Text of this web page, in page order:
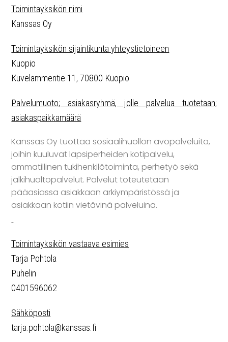
Toimintayksikön nimi
Kanssas Oy
Toimintayksikön sijaintikunta yhteystietoineen
Kuopio
Kuvelammentie 11, 70800 Kuopio
Palvelumuoto; asiakasryhmä, jolle palvelua tuotetaan;
asiakaspaikkamäärä
Kanssas Oy tuottaa sosiaalihuollon avopalveluita,
joihin kuuluvat lapsiperheiden kotipalvelu,
ammatillinen tukihenkilötoiminta, perhetyö sekä
jälkihuoltopalvelut. Palvelut toteutetaan
pääasiassa asiakkaan arkiympäristössä ja
asiakkaan kotiin vietävinä palveluina.
Toimintayksikön vastaava esimies
Tarja Pohtola
Puhelin
0401596062
Sähköposti
tarja.pohtola@kanssas.fi